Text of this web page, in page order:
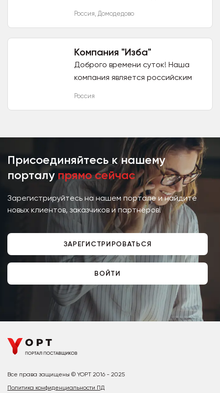
Россия, Домодедово
Компания "Изба"
Доброго времени суток! Наша
компания является российским
Россия
Присоединяйтесь к нашему
порталу прямо сейчас
Зарегистрируйтесь на нашем портале и найдите
новых клиентов, заказчиков и партнёров!
ЗАРЕГИСТРИРОВАТЬСЯ
ВОЙТИ
Все права защищены © YOPT 2016 - 2025
Политика конфиденциальности ПД